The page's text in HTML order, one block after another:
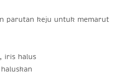
parutan keju untuk memarut
iris halus